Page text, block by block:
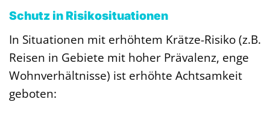
Schutz in Risikosituationen
In Situationen mit erhöhtem Krätze-Risiko (z.B.
Reisen in Gebiete mit hoher Prävalenz, enge
Wohnverhältnisse) ist erhöhte Achtsamkeit
geboten: